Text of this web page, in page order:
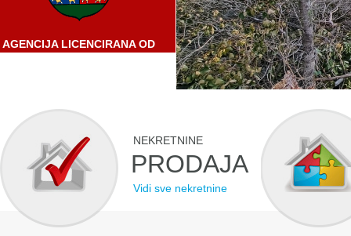
AGENCIJA LICENCIRANA OD
STRANE HRVATSKE
NEKRETNINE
PRODAJA
Vidi sve nekretnine